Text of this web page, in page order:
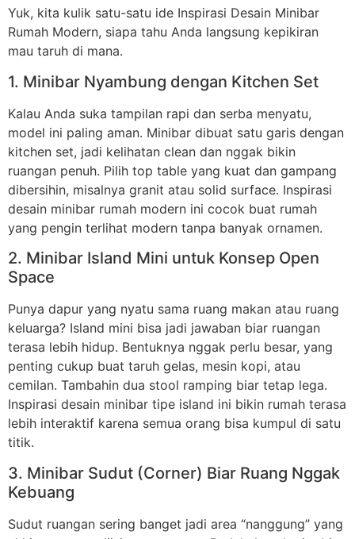
Yuk, kita kulik satu-satu ide Inspirasi Desain Minibar
Rumah Modern, siapa tahu Anda langsung kepikiran
mau taruh di mana.
1. Minibar Nyambung dengan Kitchen Set
Kalau Anda suka tampilan rapi dan serba menyatu,
model ini paling aman. Minibar dibuat satu garis dengan
kitchen set, jadi kelihatan clean dan nggak bikin
ruangan penuh. Pilih top table yang kuat dan gampang
dibersihin, misalnya granit atau solid surface. Inspirasi
desain minibar rumah modern ini cocok buat rumah
yang pengin terlihat modern tanpa banyak ornamen.
2. Minibar Island Mini untuk Konsep Open
Space
Punya dapur yang nyatu sama ruang makan atau ruang
keluarga? Island mini bisa jadi jawaban biar ruangan
terasa lebih hidup. Bentuknya nggak perlu besar, yang
penting cukup buat taruh gelas, mesin kopi, atau
cemilan. Tambahin dua stool ramping biar tetap lega.
Inspirasi desain minibar tipe island ini bikin rumah terasa
lebih interaktif karena semua orang bisa kumpul di satu
titik.
3. Minibar Sudut (Corner) Biar Ruang Nggak
Kebuang
Sudut ruangan sering banget jadi area “nanggung” yang